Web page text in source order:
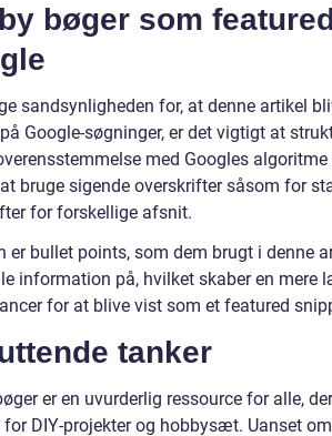
bøger som
sandsynligheden for, at denne artikel
Google-søgninger, er det vigtigt at
med Googles
bruge sigende overskrifter såsom for
for forskellige afsnit.
er bullet points, som dem brugt i denne
information på, hvilket skaber en mere
for at blive vist som et featured
tanker
er en uvurderlig ressource for alle,
DIY-projekter og hobbysæt. Uanset